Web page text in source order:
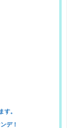
す。
デ！